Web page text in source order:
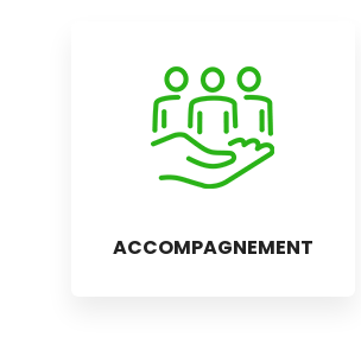
ACCOMPAGNEMENT